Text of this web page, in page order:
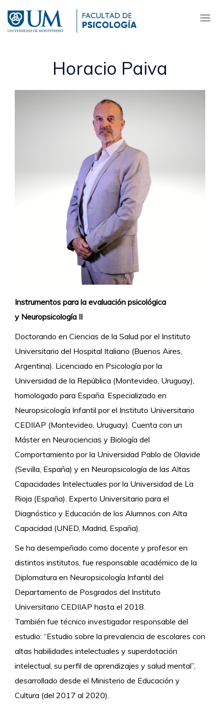
contenido
principal
Horacio Paiva
Instrumentos para la evaluación psicológica
y Neuropsicología II
Doctorando en Ciencias de la Salud por el Instituto
Universitario del Hospital Italiano (Buenos Aires,
Argentina). Licenciado en Psicología por la
Universidad de la República (Montevideo, Uruguay),
homologado para España. Especializado en
Neuropsicología Infantil por el Instituto Universitario
CEDIIAP (Montevideo, Uruguay). Cuenta con un
Máster en Neurociencias y Biología del
Comportamiento por la Universidad Pablo de Olavide
(Sevilla, España) y en Neuropsicología de las Altas
Capacidades Intelectuales por la Universidad de La
Rioja (España). Experto Universitario para el
Diagnóstico y Educación de los Alumnos con Alta
Capacidad (UNED, Madrid, España).
Se ha desempeñado como docente y profesor en
distintos institutos, fue responsable académico de la
Diplomatura en Neuropsicología Infantil del
Departamento de Posgrados del Instituto
Universitario CEDIIAP hasta el 2018.
También fue técnico investigador responsable del
estudio: “Estudio sobre la prevalencia de escolares con
altas habilidades intelectuales y superdotación
intelectual, su perfil de aprendizajes y salud mental”,
desarrollado desde el Ministerio de Educación y
Cultura (del 2017 al 2020).